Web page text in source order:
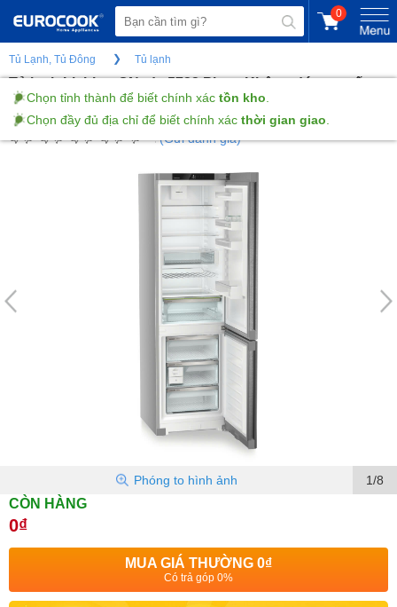
0
Tủ Lạnh, Tủ Đông Tủ lạnh
Tủ lạnh Liebher CNsda 5723 Plus - Không đóng tuyết
dung tích 371 lít
(Gửi đánh giá)
1/8
Phóng to hình ảnh
CÒN HÀNG
0₫
MUA GIÁ THƯỜNG 0₫
Có trả góp 0%